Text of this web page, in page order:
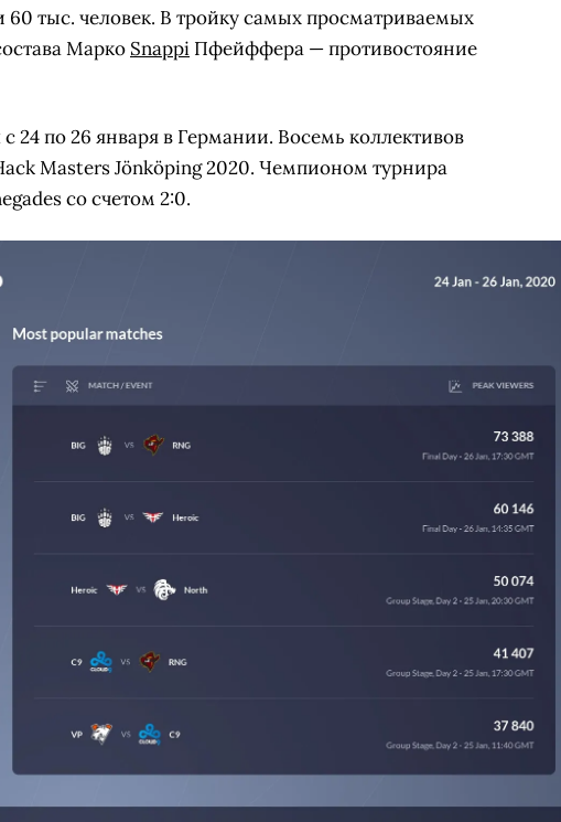
тыс. человек. В тройку самых просматриваемых
Марко Snappi Пфейффера — противостояние
24 по 26 января в Германии. Восемь коллективов
Masters Jönköping 2020. Чемпионом турнира
со счетом 2:0.
ВЫБРАТЬ
СКАЧАТЬ НА
IOS